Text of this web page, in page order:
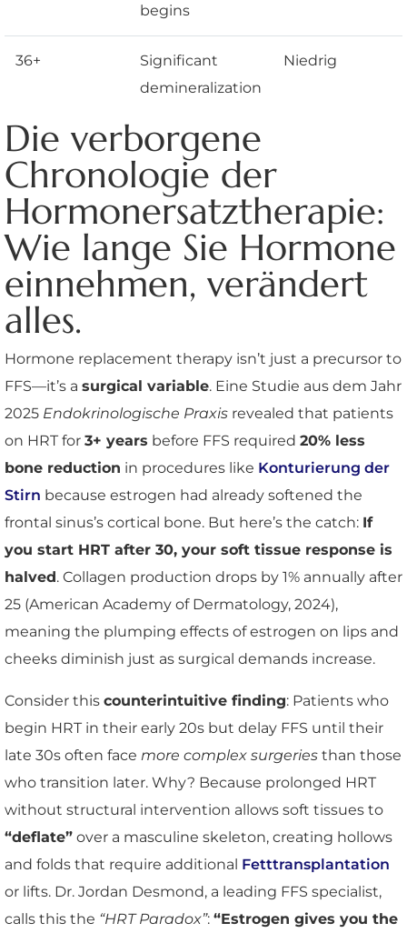
begins
36+
Significant
demineralization
Niedrig
Die verborgene
Chronologie der
Hormonersatztherapie:
Wie lange Sie Hormone
einnehmen, verändert
alles.
Hormone replacement therapy isn’t just a precursor to
FFS—it’s a surgical variable. Eine Studie aus dem Jahr
2025 Endokrinologische Praxis revealed that patients
on HRT for 3+ years before FFS required 20% less
bone reduction in procedures like Konturierung der
Stirn because estrogen had already softened the
frontal sinus’s cortical bone. But here’s the catch: If
you start HRT after 30, your soft tissue response is
halved. Collagen production drops by 1% annually after
25 (American Academy of Dermatology, 2024),
meaning the plumping effects of estrogen on lips and
cheeks diminish just as surgical demands increase.
Consider this counterintuitive finding: Patients who
begin HRT in their early 20s but delay FFS until their
late 30s often face more complex surgeries than those
who transition later. Why? Because prolonged HRT
without structural intervention allows soft tissues to
“deflate” over a masculine skeleton, creating hollows
and folds that require additional Fetttransplantation
or lifts. Dr. Jordan Desmond, a leading FFS specialist,
calls this the “HRT Paradox”: “Estrogen gives you the